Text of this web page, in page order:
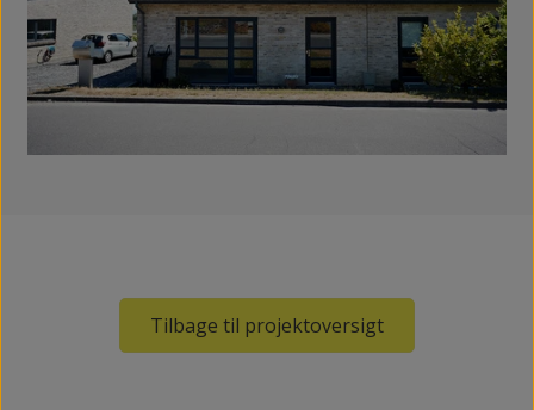
Tilbage til projektoversigt